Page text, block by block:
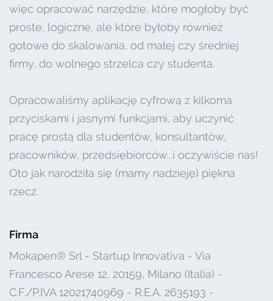
więc opracować narzędzie, które mogłoby być
proste, logiczne, ale które byłoby również
gotowe do skalowania, od małej czy średniej
firmy, do wolnego strzelca czy studenta.
Opracowaliśmy aplikację cyfrową z kilkoma
przyciskami i jasnymi funkcjami, aby uczynić
pracę prostą dla studentów, konsultantów,
pracowników, przedsiębiorców...i oczywiście nas!
Oto jak narodziła się (mamy nadzieję) piękna
rzecz.
Firma
Mokapen® Srl - Startup Innovativa - Via
Francesco Arese 12, 20159, Milano (Italia) -
C.F./P.IVA 12021740969 - R.E.A. 2635193 -